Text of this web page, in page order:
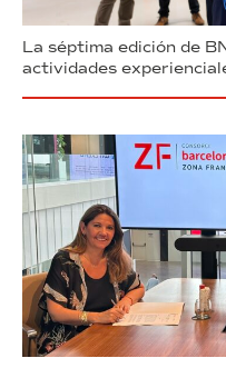
La séptima edición de
actividades